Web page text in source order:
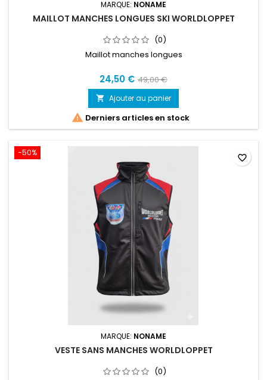
MARQUE: NONAME
MAILLOT MANCHES LONGUES SKI WORLDLOPPET
(0)
Maillot manches longues
24,50 € 49,00 €
 Ajouter au panier
 Derniers articles en stock
-50%
MARQUE: NONAME
VESTE SANS MANCHES WORLDLOPPET
(0)
favorite_border